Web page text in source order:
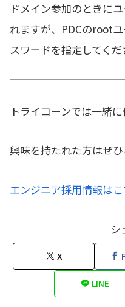
ドメイン参加のときに
れますが、PDCのroot
スワードを指定してくだ
トライコーンでは一緒
興味を持たれた方はぜひ
エンジニア採用情報は
シ
X
LINE